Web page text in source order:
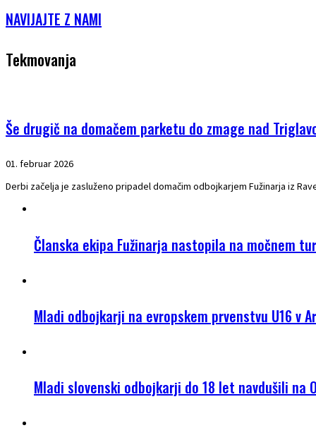
NAVIJAJTE Z NAMI
Tekmovanja
Še drugič na domačem parketu do zmage nad
01. februar 2026
Derbi začelja je zasluženo pripadel domačim odbojkarjem Fužinarja iz
Članska ekipa Fužinarja nastopila na močnem
Mladi odbojkarji na evropskem prvenstvu U16 v
Mladi slovenski odbojkarji do 18 let navdušili na